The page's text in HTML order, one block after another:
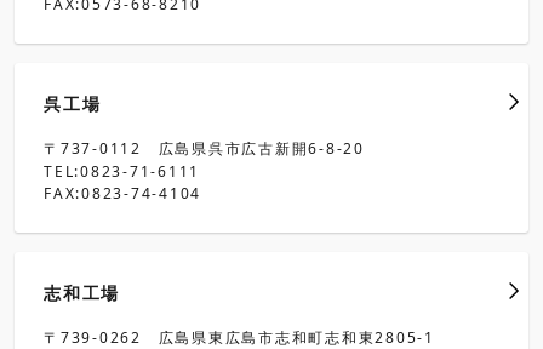
FAX:0573-68-8210
呉工場
〒737-0112 広島県呉市広古新開6-8-20
TEL:0823-71-6111
FAX:0823-74-4104
志和工場
〒739-0262 広島県東広島市志和町志和東2805-1